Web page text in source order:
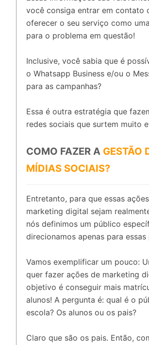
você consiga entrar em contato
oferecer o seu serviço como
para o problema em questão!
Inclusive, você sabia que é
o Whatsapp Business e/ou o
para as campanhas?
Essa é outra estratégia que
redes sociais que surtem muito
COMO FAZER A GESTÃO
MÍDIAS SOCIAIS?
Entretanto, para que essas
marketing digital sejam
nós definimos um público
direcionamos apenas para essas
Vamos exemplificar um pouco:
quer fazer ações de marketing
objetivo é conseguir mais
alunos! A pergunta é: qual é o
escola? Os alunos ou os pais?
Claro que são os pais. Então,